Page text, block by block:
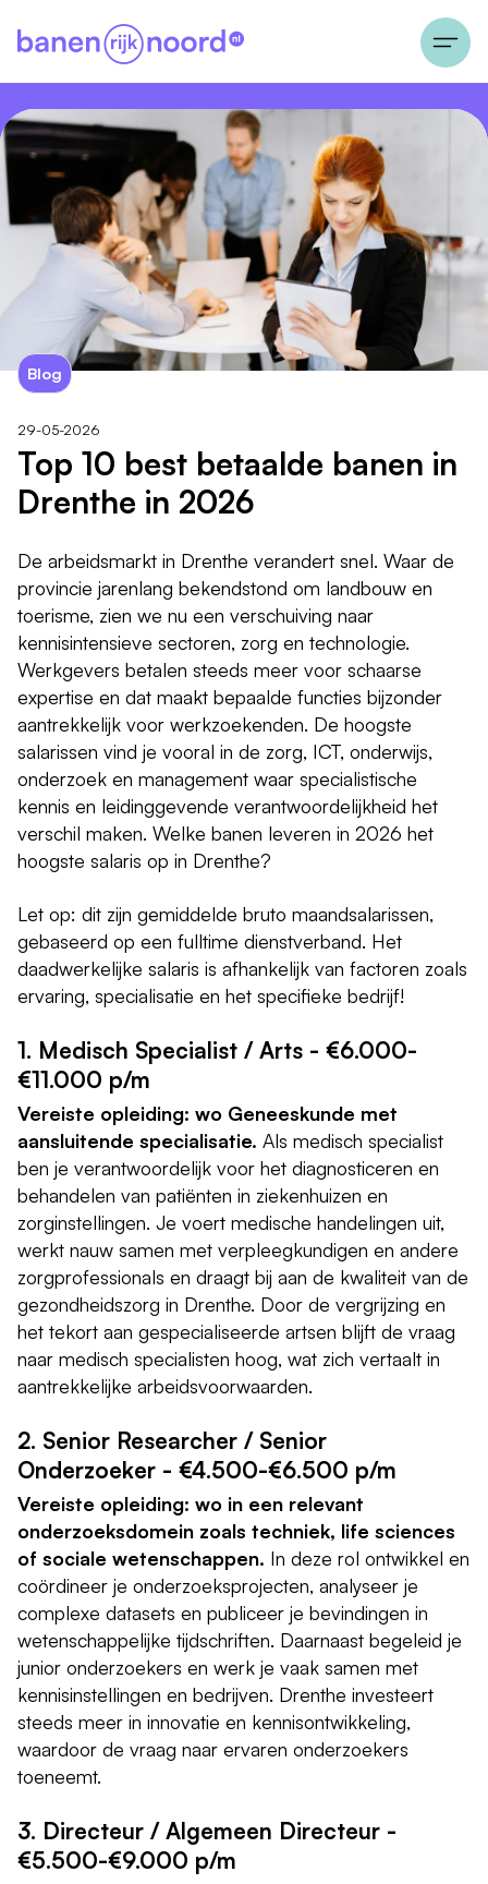
Blog
29-05-2026
Top 10 best betaalde banen in
Drenthe in 2026
De arbeidsmarkt in Drenthe verandert snel. Waar de
provincie jarenlang bekendstond om landbouw en
toerisme, zien we nu een verschuiving naar
kennisintensieve sectoren, zorg en technologie.
Werkgevers betalen steeds meer voor schaarse
expertise en dat maakt bepaalde functies bijzonder
aantrekkelijk voor werkzoekenden. De hoogste
salarissen vind je vooral in de zorg, ICT, onderwijs,
onderzoek en management waar specialistische
kennis en leidinggevende verantwoordelijkheid het
verschil maken. Welke banen leveren in 2026 het
hoogste salaris op in Drenthe?
Let op: dit zijn gemiddelde bruto maandsalarissen,
gebaseerd op een fulltime dienstverband. Het
daadwerkelijke salaris is afhankelijk van factoren zoals
ervaring, specialisatie en het specifieke bedrijf!
1. Medisch Specialist / Arts - €6.000-
€11.000 p/m
Vereiste opleiding: wo Geneeskunde met
aansluitende specialisatie. Als medisch specialist
ben je verantwoordelijk voor het diagnosticeren en
behandelen van patiënten in ziekenhuizen en
zorginstellingen. Je voert medische handelingen uit,
werkt nauw samen met verpleegkundigen en andere
zorgprofessionals en draagt bij aan de kwaliteit van de
gezondheidszorg in Drenthe. Door de vergrijzing en
het tekort aan gespecialiseerde artsen blijft de vraag
naar medisch specialisten hoog, wat zich vertaalt in
aantrekkelijke arbeidsvoorwaarden.
2. Senior Researcher / Senior
Onderzoeker - €4.500-€6.500 p/m
Vereiste opleiding: wo in een relevant
onderzoeksdomein zoals techniek, life sciences
of sociale wetenschappen. In deze rol ontwikkel en
coördineer je onderzoeksprojecten, analyseer je
complexe datasets en publiceer je bevindingen in
wetenschappelijke tijdschriften. Daarnaast begeleid je
junior onderzoekers en werk je vaak samen met
kennisinstellingen en bedrijven. Drenthe investeert
steeds meer in innovatie en kennisontwikkeling,
waardoor de vraag naar ervaren onderzoekers
toeneemt.
3. Directeur / Algemeen Directeur -
€5.500-€9.000 p/m